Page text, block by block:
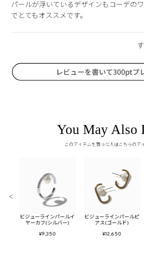
パールが浮いているデザインもコーデの
You May Also
このアイテムを買った人はこちらのア
ビジューラインパールイ
ヤーカフ(シルバー)
¥9,350
ビジューラインパールピ
アス(ゴールド)
¥12,650
＜